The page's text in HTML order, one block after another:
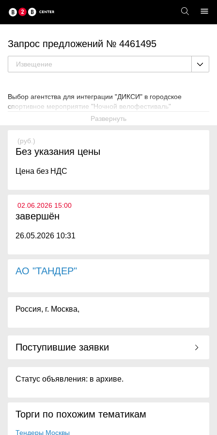
Запрос предложений № 4461495
Извещение
Выбор агентства для интеграции "ДИКСИ" в городское
спортивное мероприятие "Ночной велофестиваль"
Развернуть
(руб.)
Без указания цены
Цена без НДС
02.06.2026 15:00
завершён
26.05.2026 10:31
АО "ТАНДЕР"
Россия, г. Москва,
Поступившие заявки
Статус объявления: в архиве.
Торги по похожим тематикам
Тендеры Москвы